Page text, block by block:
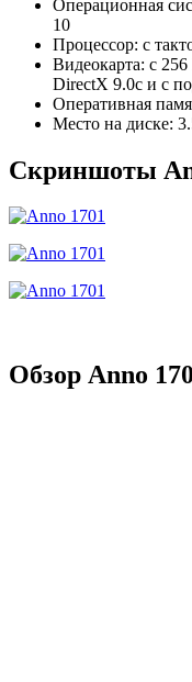
Операционная
10
Процессор: с
Видеокарта: с
DirectX 9.0c и с
Оперативная
Место на диске:
Скриншоты
Обзор Anno